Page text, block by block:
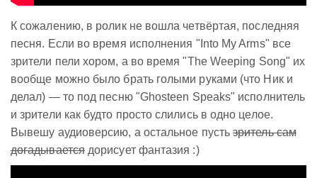
К сожалению, в ролик не вошла четвёртая, последняя
песня. Если во время исполнения "Into My Arms" все
зрители пели хором, а во время "The Weeping Song" их
вообще можно было брать голыми руками (что Ник и
делал) — то под песню "Ghosteen Speaks" исполнитель
и зрители как будто просто слились в одно целое.
Вывешу аудиоверсию, а остальное пустьзритель сам
догадываетсядорисует фантазия :)